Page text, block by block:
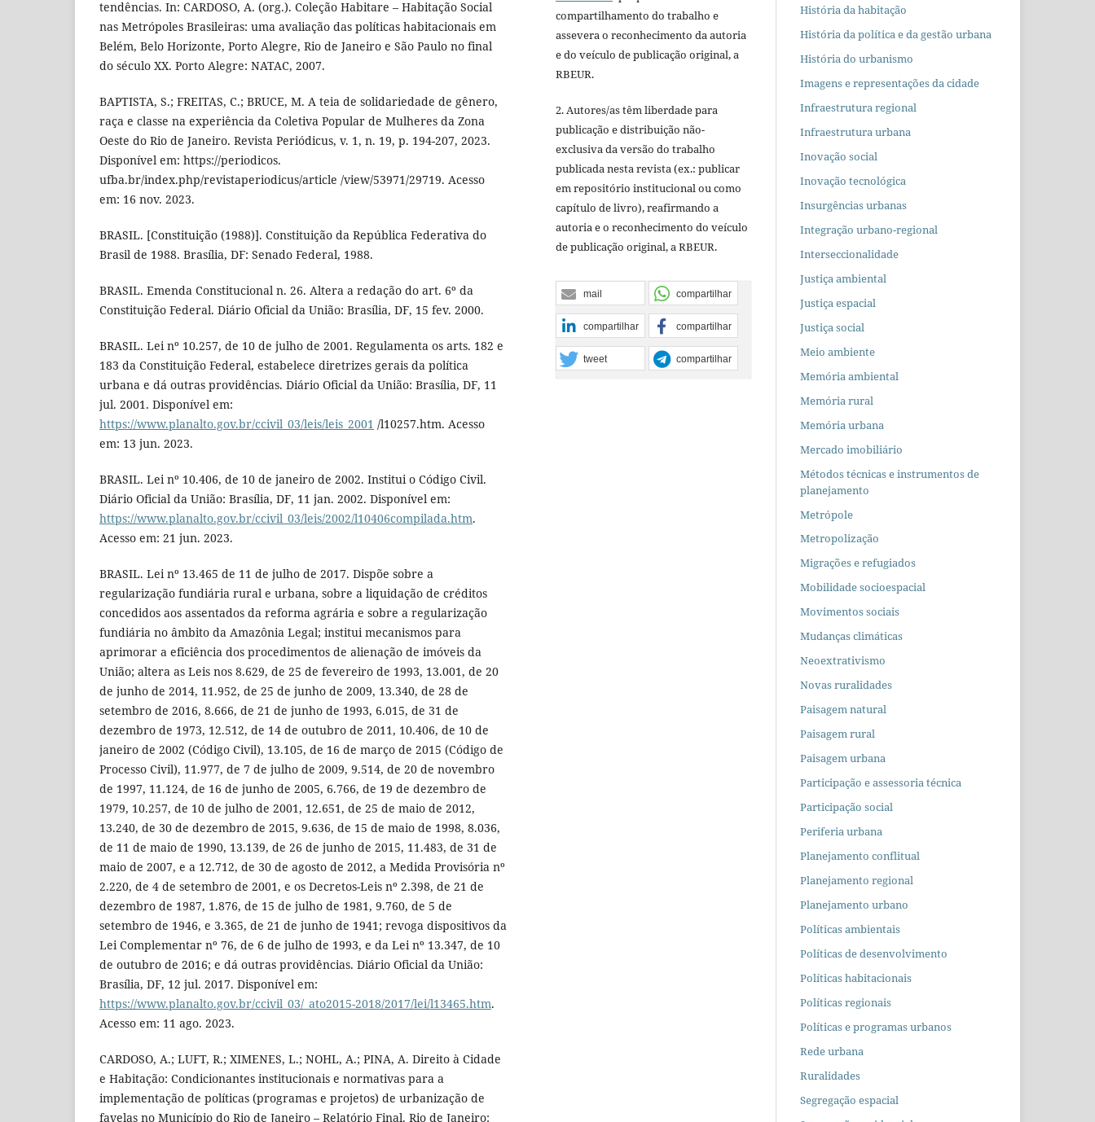
tendências. In: CARDOSO, A. (org.). Coleção Habitare – Habitação Social
nas Metrópoles Brasileiras: uma avaliação das políticas habitacionais em
Belém, Belo Horizonte, Porto Alegre, Rio de Janeiro e São Paulo no final
do século XX. Porto Alegre: NATAC, 2007.
BAPTISTA, S.; FREITAS, C.; BRUCE, M. A teia de solidariedade de gênero,
raça e classe na experiência da Coletiva Popular de Mulheres da Zona
Oeste do Rio de Janeiro. Revista Periódicus, v. 1, n. 19, p. 194-207, 2023.
Disponível em: https://periodicos.
ufba.br/index.php/revistaperiodicus/article /view/53971/29719. Acesso
em: 16 nov. 2023.
BRASIL. [Constituição (1988)]. Constituição da República Federativa do
Brasil de 1988. Brasília, DF: Senado Federal, 1988.
BRASIL. Emenda Constitucional n. 26. Altera a redação do art. 6º da
Constituição Federal. Diário Oficial da União: Brasília, DF, 15 fev. 2000.
BRASIL. Lei nº 10.257, de 10 de julho de 2001. Regulamenta os arts. 182 e
183 da Constituição Federal, estabelece diretrizes gerais da política
urbana e dá outras providências. Diário Oficial da União: Brasília, DF, 11
jul. 2001. Disponível em:
https://www.planalto.gov.br/ccivil_03/leis/leis_2001 /l10257.htm. Acesso
em: 13 jun. 2023.
BRASIL. Lei nº 10.406, de 10 de janeiro de 2002. Institui o Código Civil.
Diário Oficial da União: Brasília, DF, 11 jan. 2002. Disponível em:
https://www.planalto.gov.br/ccivil_03/leis/2002/l10406compilada.htm.
Acesso em: 21 jun. 2023.
BRASIL. Lei nº 13.465 de 11 de julho de 2017. Dispõe sobre a
regularização fundiária rural e urbana, sobre a liquidação de créditos
concedidos aos assentados da reforma agrária e sobre a regularização
fundiária no âmbito da Amazônia Legal; institui mecanismos para
aprimorar a eficiência dos procedimentos de alienação de imóveis da
União; altera as Leis nos 8.629, de 25 de fevereiro de 1993, 13.001, de 20
de junho de 2014, 11.952, de 25 de junho de 2009, 13.340, de 28 de
setembro de 2016, 8.666, de 21 de junho de 1993, 6.015, de 31 de
dezembro de 1973, 12.512, de 14 de outubro de 2011, 10.406, de 10 de
janeiro de 2002 (Código Civil), 13.105, de 16 de março de 2015 (Código de
Processo Civil), 11.977, de 7 de julho de 2009, 9.514, de 20 de novembro
de 1997, 11.124, de 16 de junho de 2005, 6.766, de 19 de dezembro de
1979, 10.257, de 10 de julho de 2001, 12.651, de 25 de maio de 2012,
13.240, de 30 de dezembro de 2015, 9.636, de 15 de maio de 1998, 8.036,
de 11 de maio de 1990, 13.139, de 26 de junho de 2015, 11.483, de 31 de
maio de 2007, e a 12.712, de 30 de agosto de 2012, a Medida Provisória nº
2.220, de 4 de setembro de 2001, e os Decretos-Leis nº 2.398, de 21 de
dezembro de 1987, 1.876, de 15 de julho de 1981, 9.760, de 5 de
setembro de 1946, e 3.365, de 21 de junho de 1941; revoga dispositivos da
Lei Complementar nº 76, de 6 de julho de 1993, e da Lei nº 13.347, de 10
de outubro de 2016; e dá outras providências. Diário Oficial da União:
Brasília, DF, 12 jul. 2017. Disponível em:
https://www.planalto.gov.br/ccivil_03/_ato2015-2018/2017/lei/l13465.htm.
Acesso em: 11 ago. 2023.
CARDOSO, A.; LUFT, R.; XIMENES, L.; NOHL, A.; PINA, A. Direito à Cidade
e Habitação: Condicionantes institucionais e normativas para a
implementação de políticas (programas e projetos) de urbanização de
favelas no Município do Rio de Janeiro – Relatório Final. Rio de Janeiro:
compartilhamento do trabalho e
assevera o reconhecimento da autoria
e do veículo de publicação original, a
RBEUR.
2. Autores/as têm liberdade para
publicação e distribuição não-
exclusiva da versão do trabalho
publicada nesta revista (ex.: publicar
em repositório institucional ou como
capítulo de livro), reafirmando a
autoria e o reconhecimento do veículo
de publicação original, a RBEUR.
mail compartilhar
compartilhar compartilhar
tweet compartilhar
História da habitação
História da política e da gestão urbana
História do urbanismo
Imagens e representações da cidade
Infraestrutura regional
Infraestrutura urbana
Inovação social
Inovação tecnológica
Insurgências urbanas
Integração urbano-regional
Interseccionalidade
Justiça ambiental
Justiça espacial
Justiça social
Meio ambiente
Memória ambiental
Memória rural
Memória urbana
Mercado imobiliário
Métodos técnicas e instrumentos de
planejamento
Metrópole
Metropolização
Migrações e refugiados
Mobilidade socioespacial
Movimentos sociais
Mudanças climáticas
Neoextrativismo
Novas ruralidades
Paisagem natural
Paisagem rural
Paisagem urbana
Participação e assessoria técnica
Participação social
Periferia urbana
Planejamento conflitual
Planejamento regional
Planejamento urbano
Políticas ambientais
Políticas de desenvolvimento
Políticas habitacionais
Políticas regionais
Políticas e programas urbanos
Rede urbana
Ruralidades
Segregação espacial